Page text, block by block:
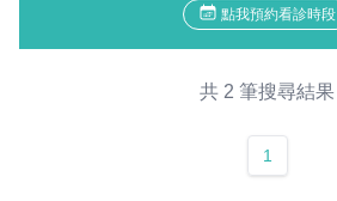
點我預約看診時段
共 2 筆搜尋結果
1